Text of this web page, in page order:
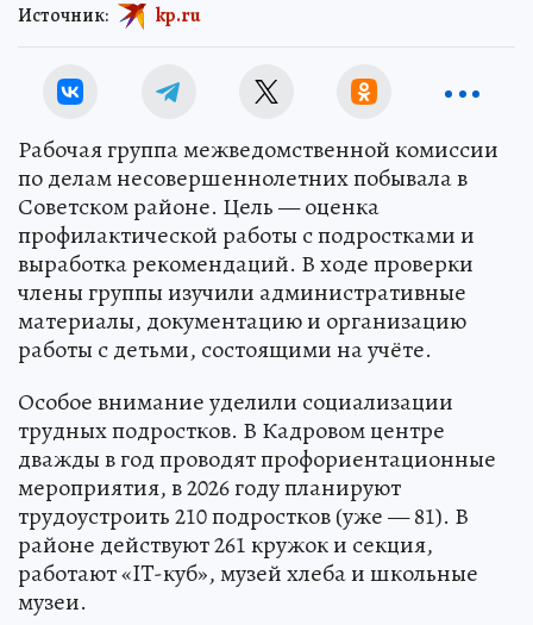
Источник: kp.ru
Рабочая группа межведомственной комиссии
по делам несовершеннолетних побывала в
Советском районе. Цель — оценка
профилактической работы с подростками и
выработка рекомендаций. В ходе проверки
члены группы изучили административные
материалы, документацию и организацию
работы с детьми, состоящими на учёте.
Особое внимание уделили социализации
трудных подростков. В Кадровом центре
дважды в год проводят профориентационные
мероприятия, в 2026 году планируют
трудоустроить 210 подростков (уже — 81). В
районе действуют 261 кружок и секция,
работают «IT-куб», музей хлеба и школьные
музеи.